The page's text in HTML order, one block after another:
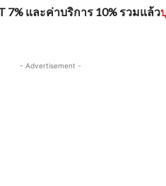
7% และค่าบริการ 10% รวมแล้ว
- Advertisement -